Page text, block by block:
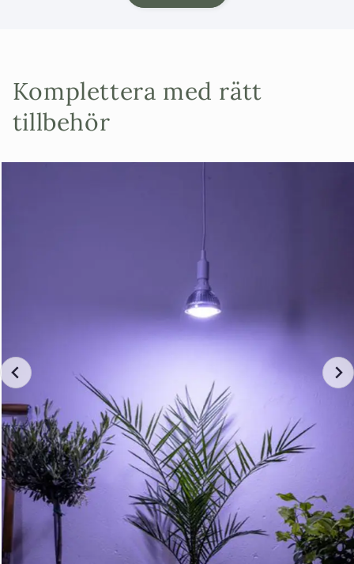
Komplettera med rätt
tillbehör